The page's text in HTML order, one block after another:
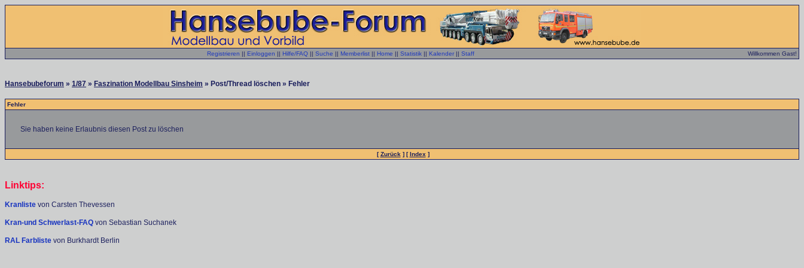
Registrieren || Einloggen || Hilfe/FAQ || Suche || Memberlist || Home || Statistik || Kalender || Staff Willkommen Gast!
Hansebubeforum » 1/87 » Faszination Modellbau Sinsheim » Post/Thread löschen » Fehler
Fehler
Sie haben keine Erlaubnis diesen Post zu löschen
[Zurück ] [Index ]
Linktips:
Kranliste von Carsten Thevessen
Kran-und Schwerlast-FAQ von Sebastian Suchanek
RAL Farbliste von Burkhardt Berlin